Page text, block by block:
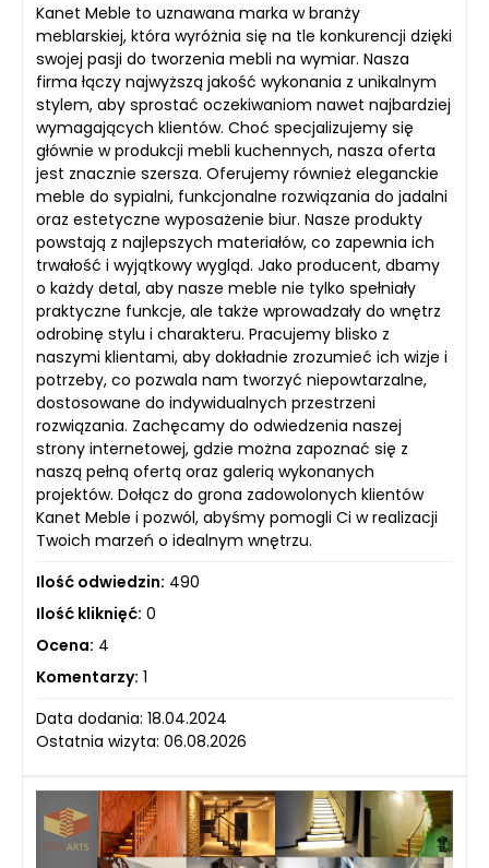
Kanet Meble to uznawana marka w branży
meblarskiej, która wyróżnia się na tle konkurencji dzięki
swojej pasji do tworzenia mebli na wymiar. Nasza
firma łączy najwyższą jakość wykonania z unikalnym
stylem, aby sprostać oczekiwaniom nawet najbardziej
wymagających klientów. Choć specjalizujemy się
głównie w produkcji mebli kuchennych, nasza oferta
jest znacznie szersza. Oferujemy również eleganckie
meble do sypialni, funkcjonalne rozwiązania do jadalni
oraz estetyczne wyposażenie biur. Nasze produkty
powstają z najlepszych materiałów, co zapewnia ich
trwałość i wyjątkowy wygląd. Jako producent, dbamy
o każdy detal, aby nasze meble nie tylko spełniały
praktyczne funkcje, ale także wprowadzały do wnętrz
odrobinę stylu i charakteru. Pracujemy blisko z
naszymi klientami, aby dokładnie zrozumieć ich wizje i
potrzeby, co pozwala nam tworzyć niepowtarzalne,
dostosowane do indywidualnych przestrzeni
rozwiązania. Zachęcamy do odwiedzenia naszej
strony internetowej, gdzie można zapoznać się z
naszą pełną ofertą oraz galerią wykonanych
projektów. Dołącz do grona zadowolonych klientów
Kanet Meble i pozwól, abyśmy pomogli Ci w realizacji
Twoich marzeń o idealnym wnętrzu.
Ilość odwiedzin: 490
Ilość kliknięć: 0
Ocena: 4
Komentarzy: 1
Data dodania: 18.04.2024
Ostatnia wizyta: 06.08.2026